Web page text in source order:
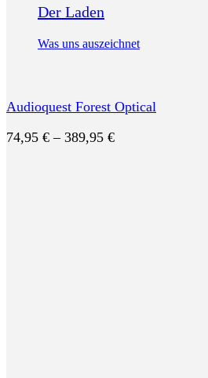
Der Laden
Was uns auszeichnet
Audioquest Forest Optical
74,95 € – 389,95 €Preisspanne: